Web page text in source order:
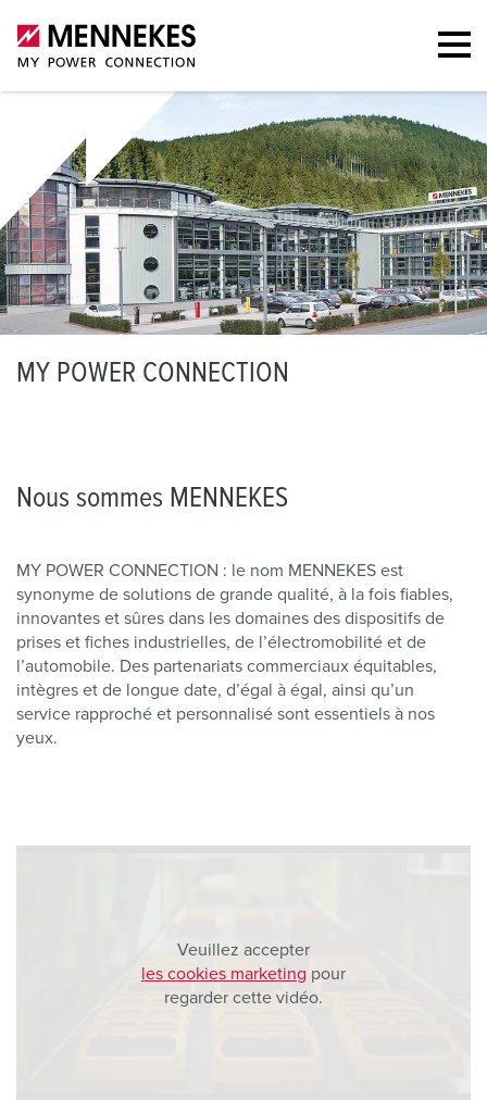
MY POWER CONNECTION
Nous sommes MENNEKES
MY POWER CONNECTION : le nom MENNEKES est
synonyme de solutions de grande qualité, à la fois fiables,
innovantes et sûres dans les domaines des dispositifs de
prises et fiches industrielles, de l’électromobilité et de
l’automobile. Des partenariats commerciaux équitables,
intègres et de longue date, d’égal à égal, ainsi qu’un
service rapproché et personnalisé sont essentiels à nos
yeux.
Veuillez accepter
les cookies marketing pour
regarder cette vidéo.